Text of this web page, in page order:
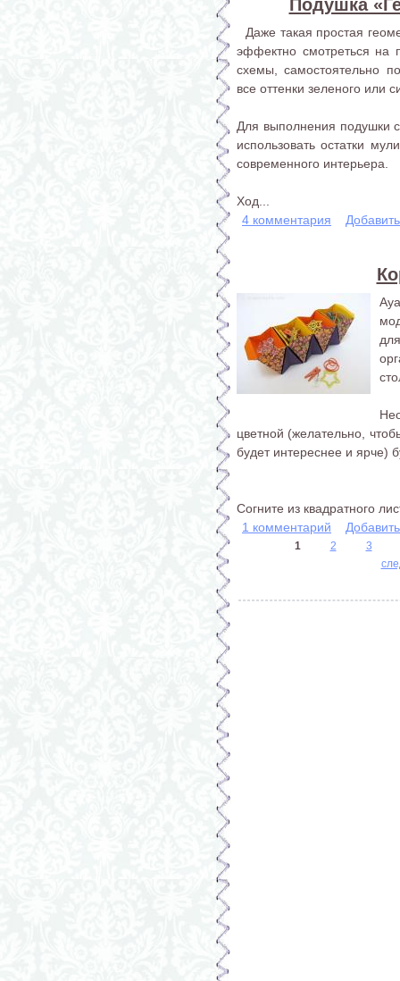
Подушка
Даже такая простая
эффектно смотреться на
схемы, самостоятельно
все оттенки зеленого или
Для выполнения подушки
использовать остатки
современного интерьера.
Ход...
4 комментария
цветной (желательно,
будет интереснее и ярче)
Согните из квадратного
1 комментарий
1 2
3